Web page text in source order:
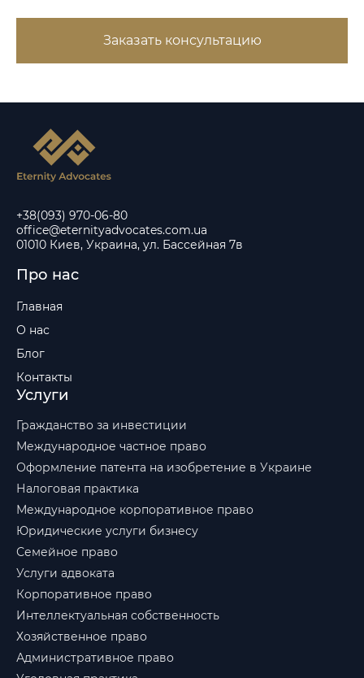
Заказать консультацию
+38(093) 970-06-80
office@eternityadvocates.com.ua
01010 Киев, Украина, ул. Бассейная 7в
Про нас
Главная
О нас
Блог
Контакты
Услуги
Гражданство за инвестиции
Международное частное право
Оформление патента на изобретение в Украине
Налоговая практика
Международное корпоративное право
Юридические услуги бизнесу
Семейное право
Услуги адвоката
Корпоративное право
Интеллектуальная собственность
Хозяйственное право
Административное право